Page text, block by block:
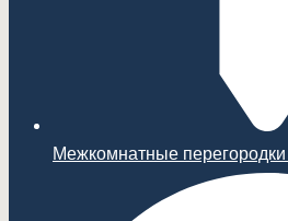
Межкомнатные перегородки